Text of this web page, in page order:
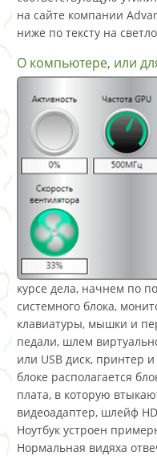
на сайте компании
ниже по тексту на
О компьютере, или
курсе дела, начнем по
системного блока,
клавиатуры, мышки и
педали, шлем
или USB диск, принтер
блоке располагается
плата, в которую
видеоадаптер, шлейф
Ноутбук устроен
Нормальная видяха